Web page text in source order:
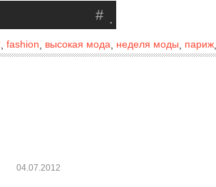
.
#
fashion высокая мода неделя моды париж
04.07.2012